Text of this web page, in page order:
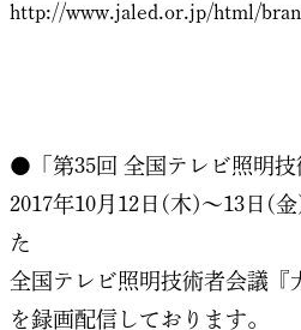
http://www.jaled.or.jp/html/
●「第35回 全国テレビ照明技
2017年10月12日(木)～13日(
た
全国テレビ照明技術者会議『
を録画配信しております。